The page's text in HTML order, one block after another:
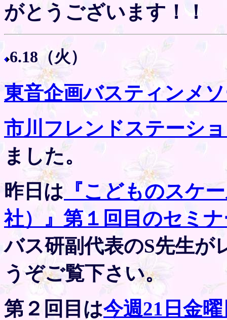
がとうございます！！
6.18（火）
東音企画バスティンメ
市川フレンドステーシ
ました。
昨日は 『こどものスケ
社）』第１回目のセミ
バス研副代表のS先生が
うぞご覧下さい。
第２回目は今週21日金